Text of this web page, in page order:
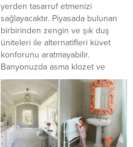
yerden tasarruf etmenizi
sağlayacaktır. Piyasada bulunan
birbirinden zengin ve şık duş
üniteleri ile alternatifleri küvet
konforunu aratmayabilir.
Banyonuzda asma klozet ve
gömme rezervuar tercih ederek
daha ferah bir görünüm
sağlayabilirsiniz. Lavabo
seçiminizde dolaplı lavabolara
öncelik tanıyın. Bu noktada
mekanınızı daraltmayacak